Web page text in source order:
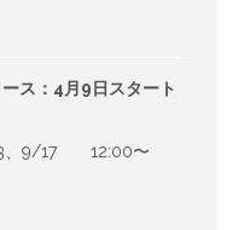
ス：4月9日スタート
、9/17 12:00〜